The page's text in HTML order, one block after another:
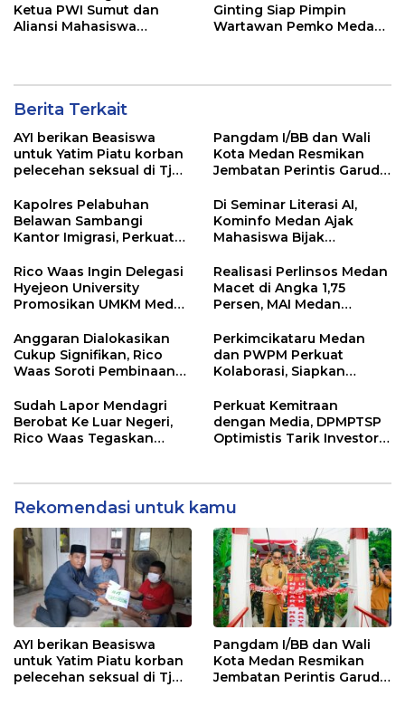
Ketua PWI Sumut dan
Aliansi Mahasiswa
Ginting Siap Pimpin
Wartawan Pemko Medan,
Berita Terkait
AYI berikan Beasiswa
untuk Yatim Piatu korban
pelecehan seksual di Tj
Pangdam I/BB dan Wali
Kota Medan Resmikan
Jembatan Perintis Garuda,
Medan Polonia-Johor-
Maimun
Kapolres Pelabuhan
Belawan Sambangi
Kantor Imigrasi, Perkuat
Pelabuhan Internasional
Di Seminar Literasi AI,
Kominfo Medan Ajak
Mahasiswa Bijak
Buatan
Rico Waas Ingin Delegasi
Hyejeon University
Promosikan UMKM Medan
Realisasi Perlinsos Medan
Macet di Angka 1,75
Persen, MAI Medan
Merosotnya Kredibilitas
Pemko
Anggaran Dialokasikan
Cukup Signifikan, Rico
Waas Soroti Pembinaan
Evaluasi Kinerja Pengurus
Harian
Perkimcikataru Medan
dan PWPM Perkuat
Kolaborasi, Siapkan
Sudah Lapor Mendagri
Berobat Ke Luar Negeri,
Rico Waas Tegaskan
Perkuat Kemitraan
dengan Media, DPMPTSP
Optimistis Tarik Investor
Rekomendasi untuk kamu
AYI berikan Beasiswa
untuk Yatim Piatu korban
pelecehan seksual di Tj
Pangdam I/BB dan Wali
Kota Medan Resmikan
Jembatan Perintis Garuda,